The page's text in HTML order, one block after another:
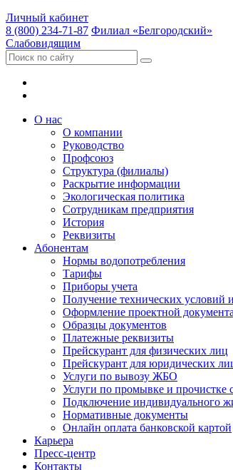
Личный кабинет
8 (800) 234-71-87 Филиал «Белгородский»
Слабовидящим
О нас
О компании
Руководство
Профсоюз
Структура (филиалы)
Раскрытие информации
Экологическая политика
Сотрудникам предприятия
История
Реквизиты
Абонентам
Нормы водопотребления
Тарифы
Приборы учета
Получение технических условий
Оформление проектной
Образцы документов
Платежные реквизиты
Прейскурант для физических лиц
Прейскурант для юридических
Услуги по вывозу ЖБО
Услуги по промывке и прочистке
Подключение индивидуального
Нормативные документы
Онлайн оплата банковской картой
Карьера
Пресс-центр
Контакты